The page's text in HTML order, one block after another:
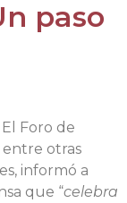
paso
Foro de
entre otras
informó a
que “celebra